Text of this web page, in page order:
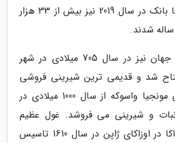
گزارش تایکوکو دیتا بانک در سال 2019 نیز بیش از 33 هزار
قدیمی ترین هتل جهان نیز در سال 705 میلادی در شهر
شد و قدیمی ترین شیرینی فروشی
جهان به نام ایشی مونجیا واسوکه از سال 1000 میلادی در
و شیرینی می فروشد. غول عظیم
ساخت و ساز تاکناکا در اوزاکای ژاپن در سال 1610 تاسیس